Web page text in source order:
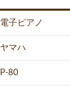
電子ピアノ
ヤマハ
P-80